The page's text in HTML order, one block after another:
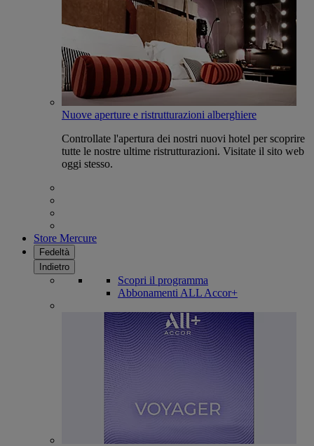
Nuove aperture e ristrutturazioni alberghiere
Controllate l'apertura dei nostri nuovi hotel per scoprire
tutte le nostre ultime ristrutturazioni. Visitate il sito web
oggi stesso.
Store Mercure
Fedeltà
Indietro
Scopri il programma
Abbonamenti ALL Accor+